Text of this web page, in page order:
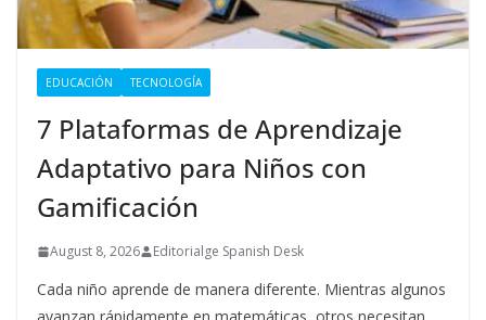
EDUCACIÓN TECNOLOGÍA
7 Plataformas de Aprendizaje
Adaptativo para Niños con
Gamificación
August 8, 2026 Editorialge Spanish Desk
Cada niño aprende de manera diferente. Mientras algunos